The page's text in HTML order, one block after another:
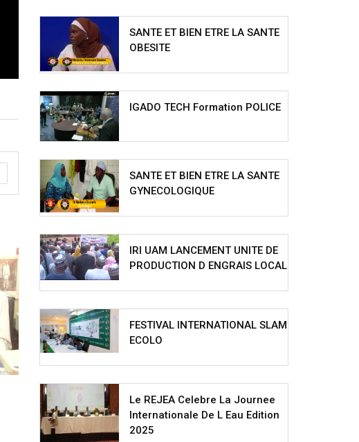
SANTE ET BIEN ETRE LA SANTE
OBESITE
IGADO TECH Formation POLICE
SANTE ET BIEN ETRE LA SANTE
GYNECOLOGIQUE
IRI UAM LANCEMENT UNITE DE
PRODUCTION D ENGRAIS LOCAL
FESTIVAL INTERNATIONAL SLAM
ECOLO
Le REJEA Celebre La Journee
Internationale De L Eau Edition
2025